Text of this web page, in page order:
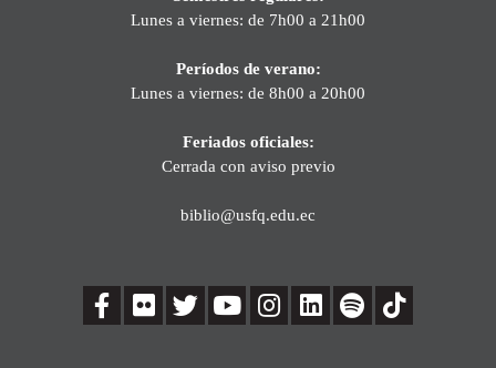
Lunes a viernes: de 7h00 a 21h00
Períodos de verano:
Lunes a viernes: de 8h00 a 20h00
Feriados oficiales:
Cerrada con aviso previo
biblio@usfq.edu.ec